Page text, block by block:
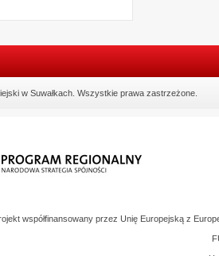
w Suwałkach. Wszystkie prawa zastrzeżone.
współfinansowany przez Unię Europejską z